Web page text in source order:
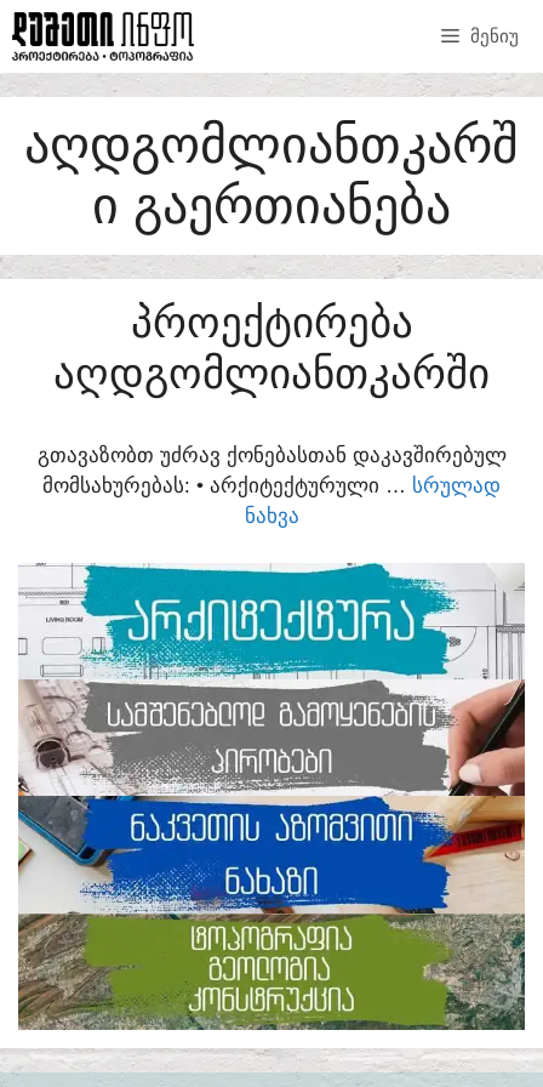
SKIP
TO
CONTENT
ᲛᲔᲜᲘᲣ
ᲐᲦᲓᲒᲝᲛᲚᲘᲐᲜᲗᲙᲐᲠᲨ
Ი ᲒᲐᲔᲠᲗᲘᲐᲜᲔᲑᲐ
ᲞᲠᲝᲔᲥᲢᲘᲠᲔᲑᲐ
ᲐᲦᲓᲒᲝᲛᲚᲘᲐᲜᲗᲙᲐᲠᲨᲘ
ᲒᲗᲐᲕᲐᲖᲝᲑᲗ ᲣᲫᲠᲐᲕ ᲥᲝᲜᲔᲑᲐᲡᲗᲐᲜ ᲓᲐᲙᲐᲕᲨᲘᲠᲔᲑᲣᲚ
ᲛᲝᲛᲡᲐᲮᲣᲠᲔᲑᲐᲡ:​ • ᲐᲠᲥᲘᲢᲔᲥᲢᲣᲠᲣᲚᲘ … ᲡᲠᲣᲚᲐᲓ
ᲜᲐᲮᲕᲐ